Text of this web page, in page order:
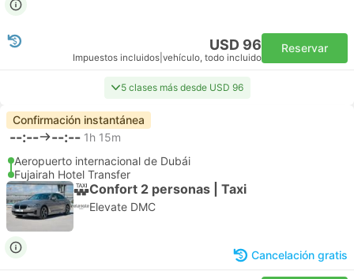
USD 96
Impuestos incluidos vehículo, todo incluido
Reservar
5 clases más desde USD 96
Confirmación instantánea
--:-- --:-- 1h 15m
Aeropuerto internacional de Dubái
Fujairah Hotel Transfer
Confort 2 personas | Taxi
Elevate DMC
Cancelación gratis